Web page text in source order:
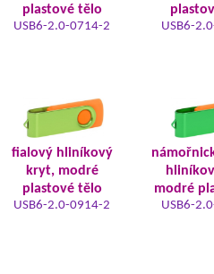
plastové tělo
USB6-2.0-0714-2 USB6-
fialový hliníkový
kryt, modré
plastové tělo
USB6-2.0-0914-2
modré
USB6-